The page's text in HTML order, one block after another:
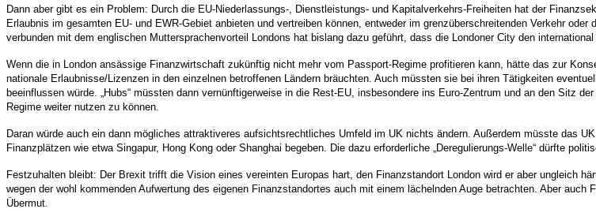
Dann aber gibt es ein Problem: Durch die EU-Niederlassungs-, Dienstleistungs- und Kapitalverkehrs-Freiheiten hat der
Erlaubnis im gesamten EU- und EWR-Gebiet anbieten und vertreiben können, entweder im grenzüberschreitenden Verkehr
verbunden mit dem englischen Muttersprachenvorteil Londons hat bislang dazu geführt, dass die Londoner City den
Wenn die in London ansässige Finanzwirtschaft zukünftig nicht mehr vom Passport-Regime profitieren kann, hätte das zur
nationale Erlaubnisse/Lizenzen in den einzelnen betroffenen Ländern bräuchten. Auch müssten sie bei ihren Tätigkeiten
beeinflussen würde. „Hubs“ müssten dann vernünftigerweise in die Rest-EU, insbesondere ins Euro-Zentrum und an den Sitz
Regime weiter nutzen zu können.
Daran würde auch ein dann mögliches attraktiveres aufsichtsrechtliches Umfeld im UK nichts ändern. Außerdem müsste das
Finanzplätzen wie etwa Singapur, Hong Kong oder Shanghai begeben. Die dazu erforderliche „Deregulierungs-Welle“ dürfte
Festzuhalten bleibt: Der Brexit trifft die Vision eines vereinten Europas hart, den Finanzstandort London wird er aber ungleich
wegen der wohl kommenden Aufwertung des eigenen Finanzstandortes auch mit einem lächelnden Auge betrachten. Aber
Übermut.